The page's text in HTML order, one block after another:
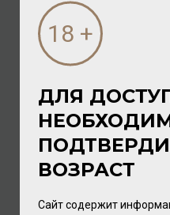
ДЛЯ
ВОЗРАСТ
Сайт содержит